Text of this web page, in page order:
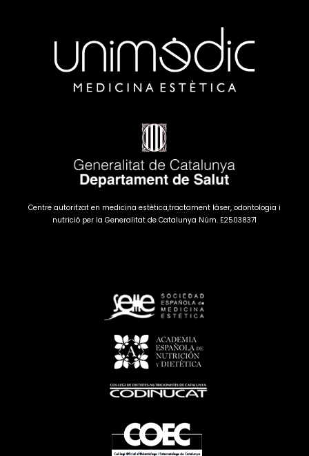
Centre autoritzat en medicina estètica,tractament làser, odontologia i
nutrició per la Generalitat de Catalunya Núm. E25038371